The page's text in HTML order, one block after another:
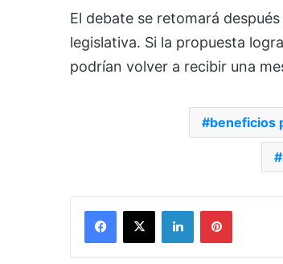
El debate se retomará
legislativa. Si la propuesta
podrían volver a recibir una
beneficios
Facebook
X LinkedInPinterest